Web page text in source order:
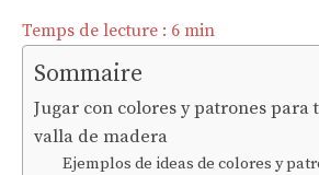
Temps de lecture : 6 min
Sommaire
Jugar con colores y patrones para
valla de madera
Ejemplos de ideas de colores y